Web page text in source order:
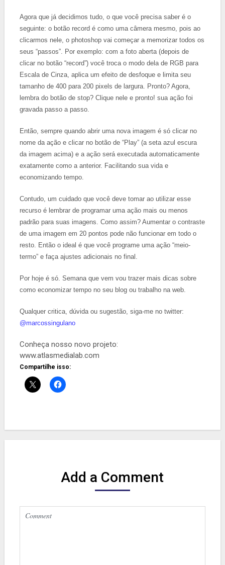
Agora que já decidimos tudo, o que você precisa saber é o
seguinte: o botão record é como uma câmera mesmo, pois ao
clicarmos nele, o photoshop vai começar a memorizar todos os
seus “passos”. Por exemplo: com a foto aberta (depois de
clicar no botão “record”) você troca o modo dela de RGB para
Escala de Cinza, aplica um efeito de desfoque e limita seu
tamanho de 400 para 200 pixels de largura. Pronto? Agora,
lembra do botão de stop? Clique nele e pronto! sua ação foi
gravada passo a passo.
Então, sempre quando abrir uma nova imagem é só clicar no
nome da ação e clicar no botão de “Play” (a seta azul escura
da imagem acima) e a ação será executada automaticamente
exatamente como a anterior. Facilitando sua vida e
economizando tempo.
Contudo, um cuidado que você deve tomar ao utilizar esse
recurso é lembrar de programar uma ação mais ou menos
padrão para suas imagens. Como assim? Aumentar o contraste
de uma imagem em 20 pontos pode não funcionar em todo o
resto. Então o ideal é que você programe uma ação “meio-
termo” e faça ajustes adicionais no final.
Por hoje é só. Semana que vem vou trazer mais dicas sobre
como economizar tempo no seu blog ou trabalho na web.
Qualquer critica, dúvida ou sugestão, siga-me no twitter:
@marcossingulano
Conheça nosso novo projeto:
www.atlasmedialab.com
Compartilhe isso:
Add a Comment